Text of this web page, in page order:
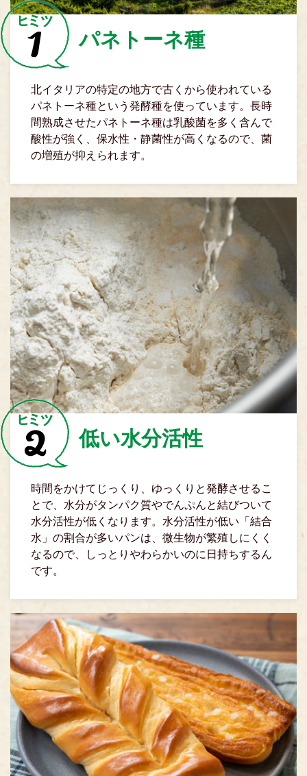
パネトーネ種
北イタリアの特定の地方で古くから使われている
パネトーネ種という発酵種を使っています。長時
間熟成させたパネトーネ種は乳酸菌を多く含んで
酸性が強く、保水性・静菌性が高くなるので、菌
の増殖が抑えられます。
低い水分活性
時間をかけてじっくり、ゆっくりと発酵させるこ
とで、水分がタンパク質やでんぷんと結びついて
水分活性が低くなります。水分活性が低い「結合
水」の割合が多いパンは、微生物が繁殖しにくく
なるので、しっとりやわらかいのに日持ちするん
です。